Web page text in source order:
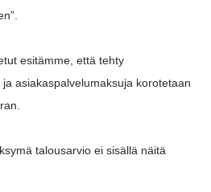
esitämme, että tehty
asiakaspalvelumaksuja korotetaan
talousarvio ei sisällä näitä